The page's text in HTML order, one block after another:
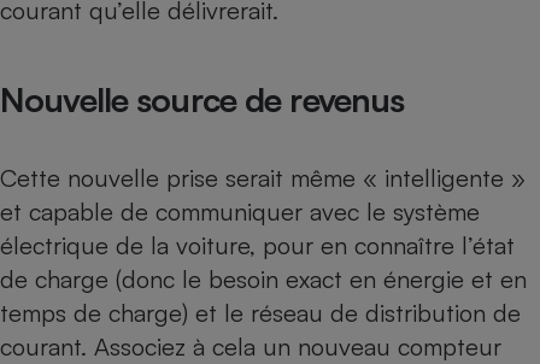
courant qu’elle délivrerait.
Nouvelle source de revenus
Cette nouvelle prise serait même « intelligente »
et capable de communiquer avec le système
électrique de la voiture, pour en connaître l’état
de charge (donc le besoin exact en énergie et en
temps de charge) et le réseau de distribution de
courant. Associez à cela un nouveau compteur